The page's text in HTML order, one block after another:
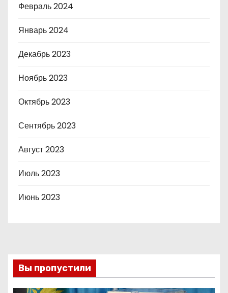
Февраль 2024
Январь 2024
Декабрь 2023
Ноябрь 2023
Октябрь 2023
Сентябрь 2023
Август 2023
Июль 2023
Июнь 2023
Вы пропустили